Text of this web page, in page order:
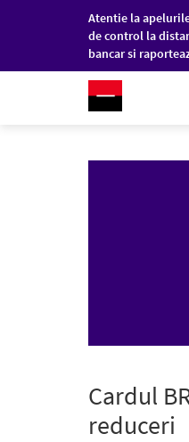
Atentie la
de control la
bancar si RO/EN
Cardul
reduceri